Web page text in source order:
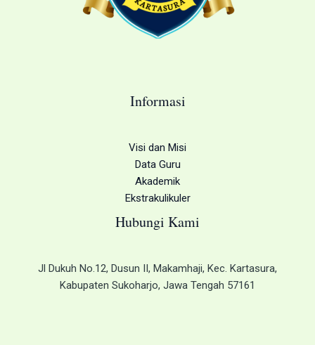
Informasi
Visi dan Misi
Data Guru
Akademik
Ekstrakulikuler
Hubungi Kami
Jl Dukuh No.12, Dusun II, Makamhaji, Kec. Kartasura,
Kabupaten Sukoharjo, Jawa Tengah 57161